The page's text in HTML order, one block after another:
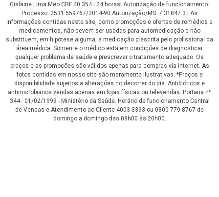
Gislaine Lima Meo CRF 40.354 | 24 horas| Autorização de funcionamento:
Processo: 2531.559767/2014-90 Autorização/MS: 7.31847.3 | As
informações contidas neste site, como promoções e ofertas de remédios e
medicamentos, não devem ser usadas para automedicação e não
substituem, em hipótese alguma, a medicação prescrita pelo profissional da
área médica. Somente o médico está em condições de diagnosticar
qualquer problema de saúde e prescrever o tratamento adequado. Os
preços e as promoções são válidos apenas para compras via internet. As
fotos contidas em nosso site são meramente ilustrativas. *Preços e
disponibilidade sujeitos a alterações no decorrer do dia. Antibióticos e
antimicrobianos vendas apenas em lojas físicas ou televendas. Portaria nº
344 - 01/02/1999 - Ministério da Saúde. Horário de funcionamento Central
de Vendas e Atendimento ao Cliente 4003 3393 ou 0800 779 8767 de
domingo a domingo das 08h00 às 20h00.